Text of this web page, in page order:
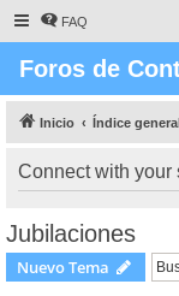
FAQ
Foros de
Inicio Índice
Connect with your
Jubilaciones
Nuevo Tema